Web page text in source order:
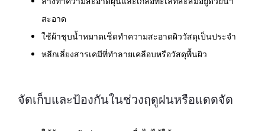
สะอาด
ใช้ผ้าชุบน้ำหมาดเช็ดทำความสะอาดผิววัสดุเป็นประจำ
หลีกเลี่ยงสารเคมีที่ทำลายเคลือบหรือวัสดุพื้นผิว
จัดเก็บและป้องกันในช่วงฤดูฝนหรือแดดจัด